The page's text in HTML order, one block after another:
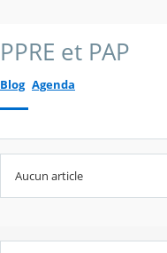
PPRE et PAP
Blog Agenda
Aucun article